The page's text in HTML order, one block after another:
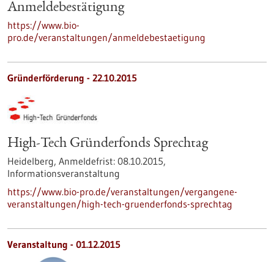
Anmeldebestätigung
https://www.bio-
pro.de/veranstaltungen/anmeldebestaetigung
Gründerförderung - 22.10.2015
High-Tech Gründerfonds Sprechtag
Heidelberg, Anmeldefrist: 08.10.2015,
Informationsveranstaltung
https://www.bio-pro.de/veranstaltungen/vergangene-
veranstaltungen/high-tech-gruenderfonds-sprechtag
Veranstaltung - 01.12.2015